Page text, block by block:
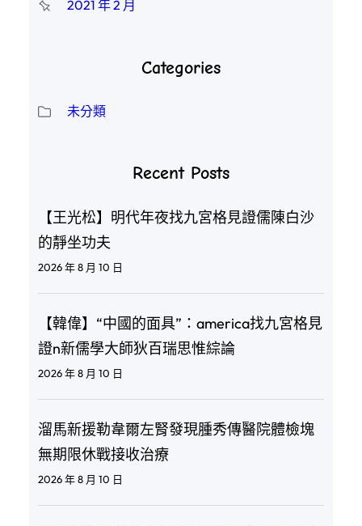
2021 年 2 月
Categories
未分類
Recent Posts
【王光松】明代年夜找九宮格見證儒陳白沙
的靜坐功夫
2026 年 8 月 10 日
【韓偉】“中國的面具”：america找九宮格見
證n新儒學大師狄百瑞思惟綜論
2026 年 8 月 10 日
溜馬新援勒韋爾左腎發現腫秀傳醫院體檢塊
無期限休戰接收治療
2026 年 8 月 10 日